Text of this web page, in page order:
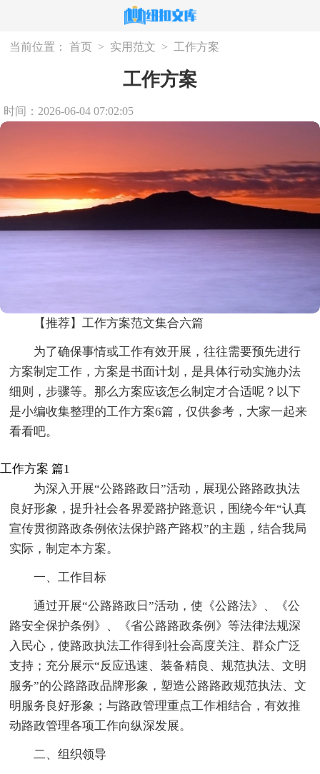
当前位置： 首页 > 实用范文 > 工作方案
工作方案
时间：2026-06-04 07:02:05
【推荐】工作方案范文集合六篇
为了确保事情或工作有效开展，往往需要预先进行
方案制定工作，方案是书面计划，是具体行动实施办法
细则，步骤等。那么方案应该怎么制定才合适呢？以下
是小编收集整理的工作方案6篇，仅供参考，大家一起来
看看吧。
工作方案 篇1
为深入开展“公路路政日”活动，展现公路路政执法
良好形象，提升社会各界爱路护路意识，围绕今年“认真
宣传贯彻路政条例依法保护路产路权”的主题，结合我局
实际，制定本方案。
一、工作目标
通过开展“公路路政日”活动，使《公路法》、《公
路安全保护条例》、《省公路路政条例》等法律法规深
入民心，使路政执法工作得到社会高度关注、群众广泛
支持；充分展示“反应迅速、装备精良、规范执法、文明
服务”的公路路政品牌形象，塑造公路路政规范执法、文
明服务良好形象；与路政管理重点工作相结合，有效推
动路政管理各项工作向纵深发展。
二、组织领导